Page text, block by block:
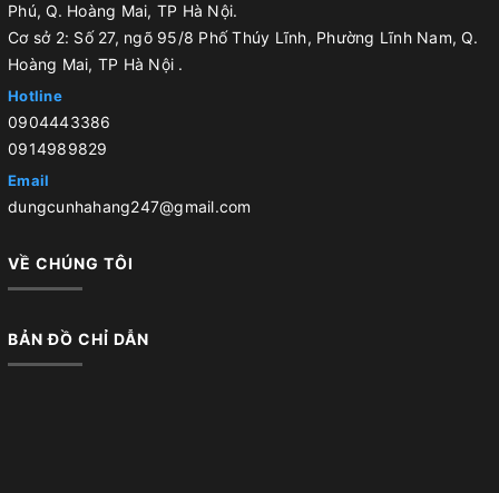
Phú, Q. Hoàng Mai, TP Hà Nội.
Cơ sở 2: Số 27, ngõ 95/8 Phố Thúy Lĩnh, Phường Lĩnh Nam, Q.
Hoàng Mai, TP Hà Nội .
Hotline
0904443386
0914989829
Email
dungcunhahang247@gmail.com
VỀ CHÚNG TÔI
BẢN ĐỒ CHỈ DẪN